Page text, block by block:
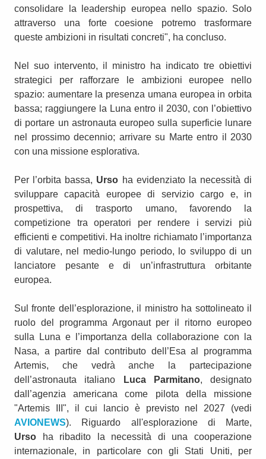
consolidare la leadership europea nello spazio. Solo
attraverso una forte coesione potremo trasformare
queste ambizioni in risultati concreti", ha concluso.
Nel suo intervento, il ministro ha indicato tre obiettivi
strategici per rafforzare le ambizioni europee nello
spazio: aumentare la presenza umana europea in orbita
bassa; raggiungere la Luna entro il 2030, con l’obiettivo
di portare un astronauta europeo sulla superficie lunare
nel prossimo decennio; arrivare su Marte entro il 2030
con una missione esplorativa.
Per l’orbita bassa, Urso ha evidenziato la necessità di
sviluppare capacità europee di servizio cargo e, in
prospettiva, di trasporto umano, favorendo la
competizione tra operatori per rendere i servizi più
efficienti e competitivi. Ha inoltre richiamato l’importanza
di valutare, nel medio-lungo periodo, lo sviluppo di un
lanciatore pesante e di un’infrastruttura orbitante
europea.
Sul fronte dell’esplorazione, il ministro ha sottolineato il
ruolo del programma Argonaut per il ritorno europeo
sulla Luna e l’importanza della collaborazione con la
Nasa, a partire dal contributo dell’Esa al programma
Artemis, che vedrà anche la partecipazione
dell’astronauta italiano
Luca Parmitano, designato
dall’agenzia americana come pilota della missione
"Artemis III", il cui lancio è previsto nel 2027 (vedi
AVIONEWS). Riguardo all'esplorazione di Marte,
Urso
ha ribadito la necessità di una cooperazione
internazionale, in particolare con gli Stati Uniti, per